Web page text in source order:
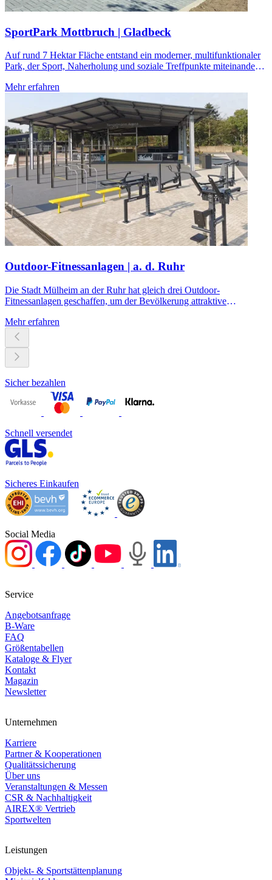
SportPark Mottbruch | Gladbeck
Auf rund 7 Hektar Fläche entstand ein moderner, multifunktionaler
Park, der Sport, Naherholung und soziale Treffpunkte miteinander
Mehr erfahren
Outdoor-Fitnessanlagen | a. d. Ruhr
Die Stadt Mülheim an der Ruhr hat gleich drei Outdoor-
Fitnessanlagen geschaffen, um der Bevölkerung attraktive
Mehr erfahren
Sicher bezahlen
Schnell versendet
Sicheres Einkaufen
Social Media
Service
Angebotsanfrage
B-Ware
FAQ
Größentabellen
Kataloge & Flyer
Kontakt
Magazin
Newsletter
Unternehmen
Karriere
Partner & Kooperationen
Qualitätssicherung
Über uns
Veranstaltungen & Messen
CSR & Nachhaltigkeit
AIREX® Vertrieb
Sportwelten
Leistungen
Objekt- & Sportstättenplanung